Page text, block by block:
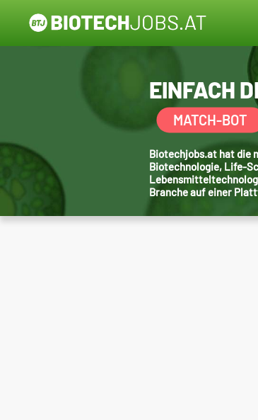
EINFACH
MATCH-BOT
Biotechjobs.at hat die
Biotechnologie, Life-
Branche auf einer